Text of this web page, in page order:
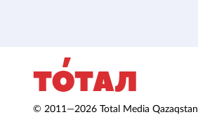
© 2011—2026 Total Media Qazaqstan